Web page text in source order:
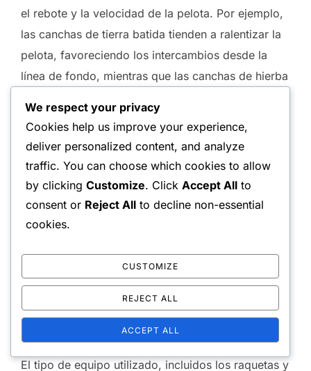
el rebote y la velocidad de la pelota. Por ejemplo,
las canchas de tierra batida tienden a ralentizar la
pelota, favoreciendo los intercambios desde la
línea de fondo, mientras que las canchas de hierba
Los jugadores deben ajustar sus tácticas según la
superficie para optimizar las oportunidades de
puntuación.
Ser consciente de estos factores ambientales y
practicar en condiciones variadas puede ayudar a
su potencial de puntuación en los partidos.
Diferencias en el equipo y su
influencia en la puntuación
El tipo de equipo utilizado, incluidos los raquetas y
We respect your privacy
Cookies help us improve your experience,
deliver personalized content, and analyze
traffic. You can choose which cookies to allow
by clicking Customize. Click Accept All to
consent or Reject All to decline non-essential
cookies.
CUSTOMIZE
REJECT ALL
ACCEPT ALL